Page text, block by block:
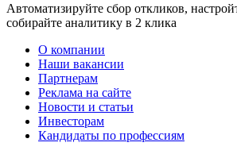
Автоматизируйте сбор откликов,
собирайте аналитику в 2 клика
О компании
Наши вакансии
Партнерам
Реклама на сайте
Новости и статьи
Инвесторам
Кандидаты по профессиям